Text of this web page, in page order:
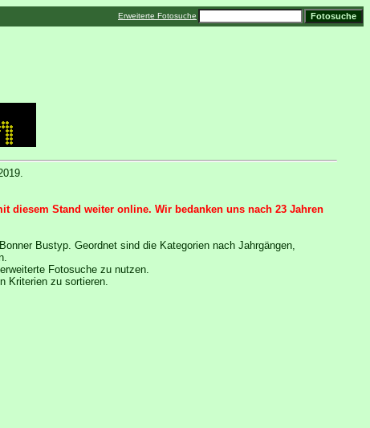
Erweiterte Fotosuche
diesem Stand weiter online. Wir bedanken uns nach 23 Jahren
Bustyp. Geordnet sind die Kategorien nach Jahrgängen,
Fotosuche zu nutzen.
Kriterien zu sortieren.